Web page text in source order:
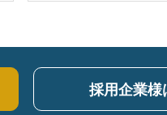
採用企業様